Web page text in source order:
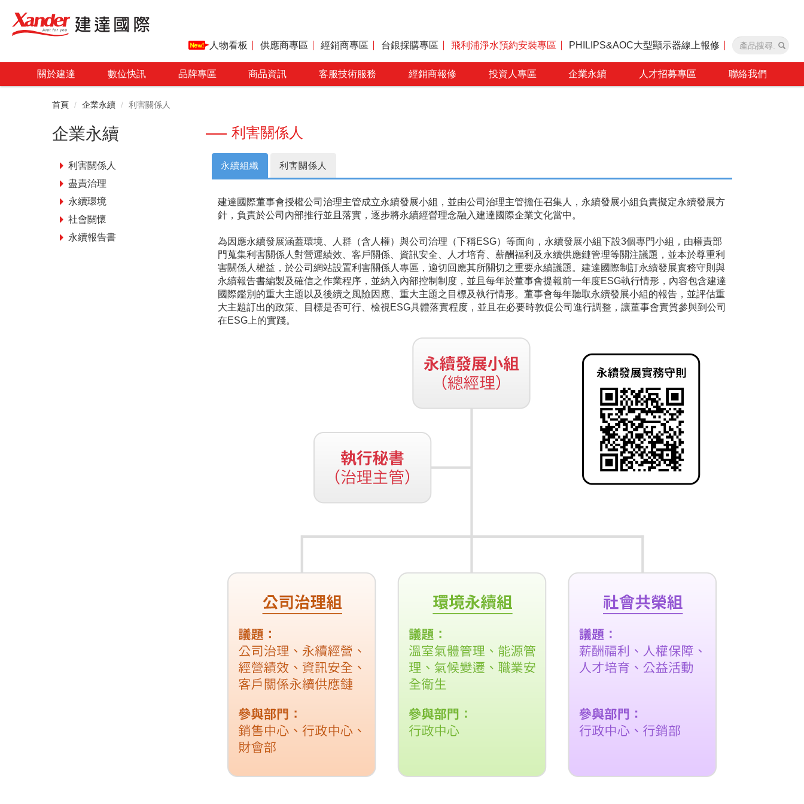
人物看板 供應商專區 經銷商專區 台銀採購專區 飛利浦淨水預約安裝專區 PHILIPS&AOC大型顯示器線上報修
關於建達 數位快訊 品牌專區 商品資訊 客服技術服務 經銷商報修 投資人專區 企業永續 人才招募專區 聯絡我們
首頁 企業永續 利害關係人
企業永續
利害關係人
盡責治理
永續環境
社會關懷
永續報告書
利害關係人
永續組織 利害關係人
建達國際董事會授權公司治理主管成立永續發展小組，並由公司治理主管擔任召集人，永續發展小組負責擬定永續發展方
針，負責於公司內部推行並且落實，逐步將永續經營理念融入建達國際企業文化當中。
為因應永續發展涵蓋環境、人群（含人權）與公司治理（下稱ESG）等面向，永續發展小組下設3個專門小組，由權責部
門蒐集利害關係人對營運績效、客戶關係、資訊安全、人才培育、薪酬福利及永續供應鏈管理等關注議題，並本於尊重利
害關係人權益，於公司網站設置利害關係人專區，適切回應其所關切之重要永續議題。建達國際制訂永續發展實務守則與
永續報告書編製及確信之作業程序，並納入內部控制制度，並且每年於董事會提報前一年度ESG執行情形，內容包含建達
國際鑑別的重大主題以及後續之風險因應、重大主題之目標及執行情形。董事會每年聽取永續發展小組的報告，並評估重
大主題訂出的政策、目標是否可行、檢視ESG具體落實程度，並且在必要時敦促公司進行調整，讓董事會實質參與到公司
在ESG上的實踐。